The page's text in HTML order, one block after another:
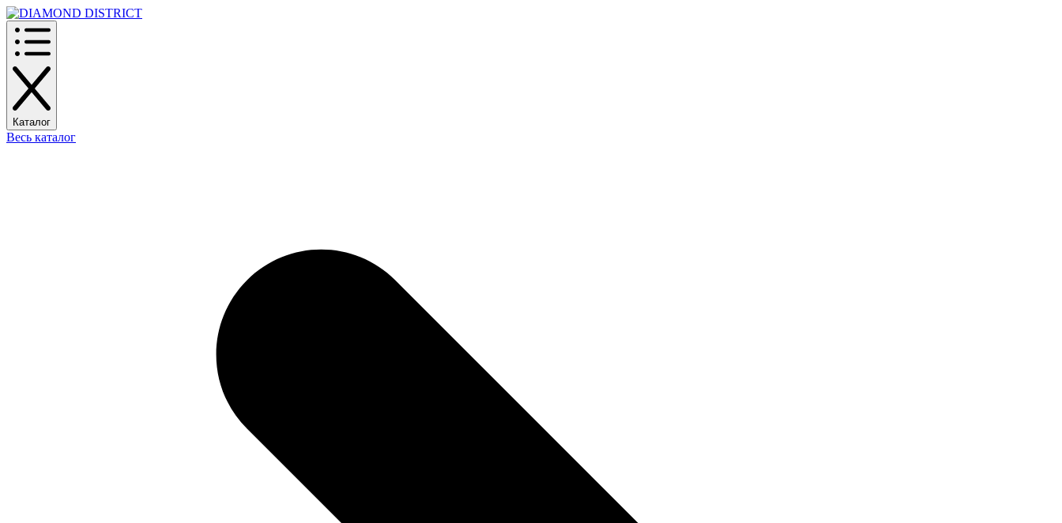
Каталог
Весь каталог